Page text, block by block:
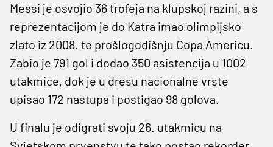
Messi je osvojio 36 trofeja na klupskoj razini, a s
reprezentacijom je do Katra imao olimpijsko
zlato iz 2008. te prošlogodišnju Copa Americu.
Zabio je 791 gol i dodao 350 asistencija u 1002
utakmice, dok je u dresu nacionalne vrste
upisao 172 nastupa i postigao 98 golova.
U finalu je odigrati svoju 26. utakmicu na